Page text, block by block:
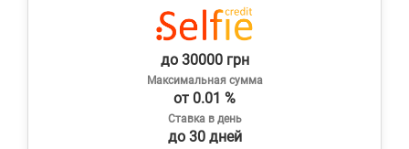
до 30000 грн
Максимальная сумма
от 0.01 %
Ставка в день
до 30 дней